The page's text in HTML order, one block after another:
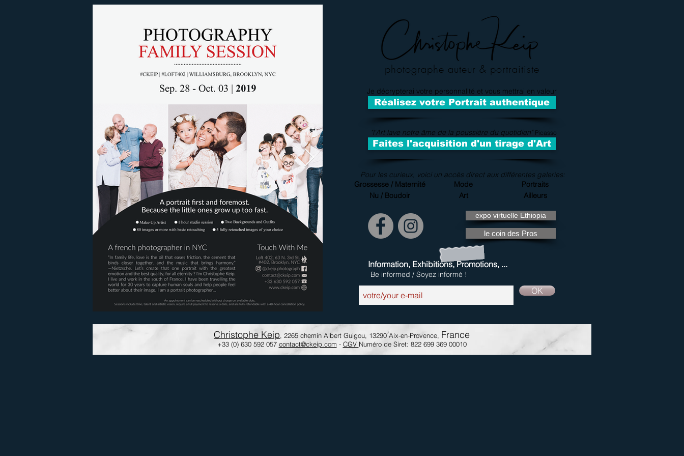
photographe auteur & portraitiste
Je décrypterai votre personnalité et vous mettrai en valeur
Réalisez votre Portrait authentique
"l'Art lave notre âme de la poussière du quotidien" Picasso
Faites l'acquisition d'un tirage d'Art
Pour les curieux, voici un accès direct aux différentes galeries:
Grossesse / Maternité
Nu / Boudoir
Mode
Portraits
Ailleurs
Art
expo virtuelle Ethiopia
le coin des Pros
Information, Exhibitions, Promotions, ...
Be informed / Soyez informé !
OK
Christophe Keip , 2265 chemin Albert Guigou, 13290 Aix-en-Provence, France
+33 (0) 630 592 057 contact@ckeip.com - CGV Numéro de Siret: 822 699 369 00010